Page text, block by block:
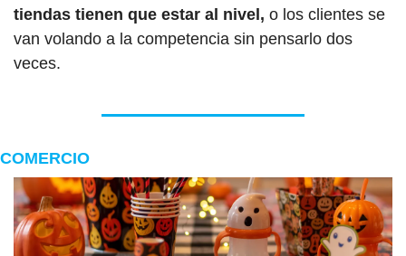
tiendas tienen que estar al nivel, o los clientes se
van volando a la competencia sin pensarlo dos
veces.
COMERCIO